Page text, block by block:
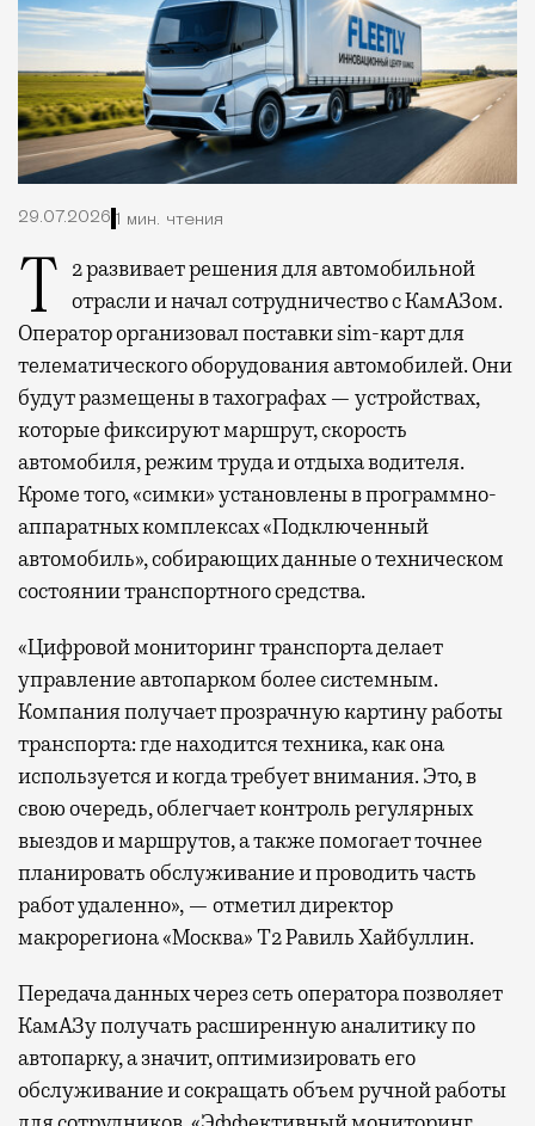
29.07.2026 1 мин. чтения
Т2 развивает решения для автомобильной отрасли и начал сотрудничество с КамАЗом.
Оператор организовал поставки sim-карт для
телематического оборудования автомобилей. Они
будут размещены в тахографах — устройствах,
которые фиксируют маршрут, скорость
автомобиля, режим труда и отдыха водителя.
Кроме того, «симки» установлены в программно-
аппаратных комплексах «Подключенный
автомобиль», собирающих данные о техническом
состоянии транспортного средства.
«Цифровой мониторинг транспорта делает
управление автопарком более системным.
Компания получает прозрачную картину работы
транспорта: где находится техника, как она
используется и когда требует внимания. Это, в
свою очередь, облегчает контроль регулярных
выездов и маршрутов, а также помогает точнее
планировать обслуживание и проводить часть
работ удаленно», — отметил директор
макрорегиона «Москва» Т2 Равиль Хайбуллин.
Передача данных через сеть оператора позволяет
КамАЗу получать расширенную аналитику по
автопарку, а значит, оптимизировать его
обслуживание и сокращать объем ручной работы